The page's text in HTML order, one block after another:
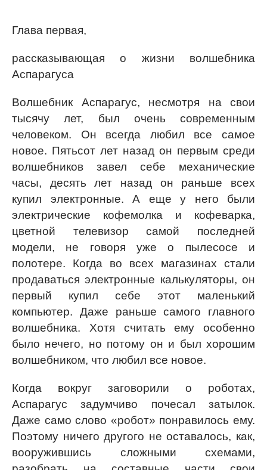
Глава первая,
рассказывающая о жизни волшебника
Аспарагуса
Волшебник Аспарагус, несмотря на свои
тысячу лет, был очень современным
человеком. Он всегда любил все самое
новое. Пятьсот лет назад он первым среди
волшебников завел себе механические
часы, десять лет назад он раньше всех
купил электронные. А еще у него были
электрические кофемолка и кофеварка,
цветной телевизор самой последней
модели, не говоря уже о пылесосе и
полотере. Когда во всех магазинах стали
продаваться электронные калькуляторы, он
первый купил себе этот маленький
компьютер. Даже раньше самого главного
волшебника. Хотя считать ему особенно
было нечего, но потому он и был хорошим
волшебником, что любил все новое.
Когда вокруг заговорили о роботах,
Аспарагус задумчиво почесал затылок.
Даже само слово «робот» понравилось ему.
Поэтому ничего другого не оставалось, как,
вооружившись сложными схемами,